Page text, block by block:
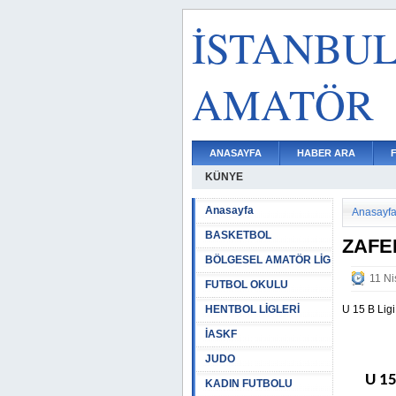
AMATÖR
ANASAYFA HABER ARA
KÜNYE
Anasayfa
BASKETBOL
BÖLGESEL AMATÖR LİG
FUTBOL OKULU
HENTBOL LİGLERİ
İASKF
JUDO
KADIN FUTBOLU
Anasayfa
11
U 15 B
U